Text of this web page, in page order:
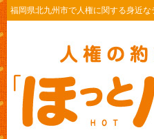
福岡県北九州市で人権に関する身近